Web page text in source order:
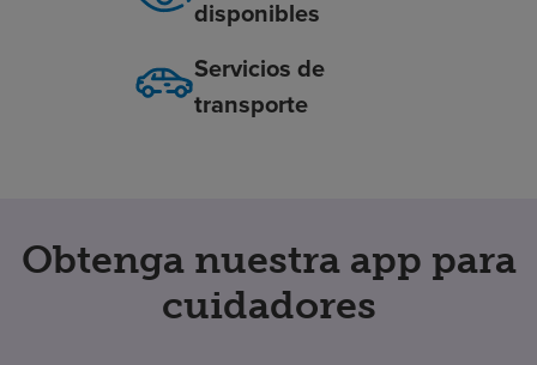
disponibles
Servicios de
transporte
Obtenga nuestra app para
cuidadores